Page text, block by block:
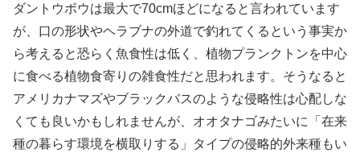
ダントウボウは最大で70cmほどになると言われています
が、口の形状やヘラブナの外道で釣れてくるという事実か
ら考えると恐らく魚食性は低く、植物プランクトンを中心
に食べる植物食寄りの雑食性だと思われます。そうなると
アメリカナマズやブラックバスのような侵略性は心配しな
くても良いかもしれませんが、オオタナゴみたいに「在来
種の暮らす環境を横取りする」タイプの侵略的外来種もい